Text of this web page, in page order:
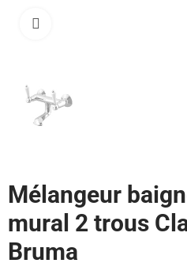
Mélangeur
mural 2 trous
Bruma